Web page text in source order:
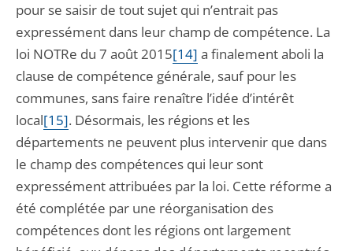
pour se saisir de tout sujet qui n’entrait pas
expressément dans leur champ de compétence. La
loi NOTRe du 7 août 2015[14] a finalement aboli la
clause de compétence générale, sauf pour les
communes, sans faire renaître l’idée d’intérêt
local[15]. Désormais, les régions et les
départements ne peuvent plus intervenir que dans
le champ des compétences qui leur sont
expressément attribuées par la loi. Cette réforme a
été complétée par une réorganisation des
compétences dont les régions ont largement